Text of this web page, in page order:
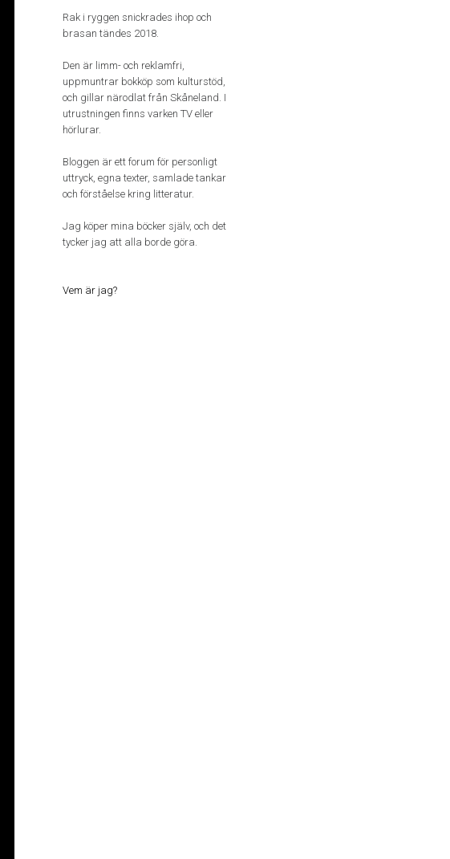
Rak i ryggen snickrades ihop och
brasan tändes 2018.
Den är limm- och reklamfri,
uppmuntrar bokköp som kulturstöd,
och gillar närodlat från Skåneland. I
utrustningen finns varken TV eller
hörlurar.
Bloggen är ett forum för personligt
uttryck, egna texter, samlade tankar
och förståelse kring litteratur.
Jag köper mina böcker själv, och det
tycker jag att alla borde göra.
Vem är jag?